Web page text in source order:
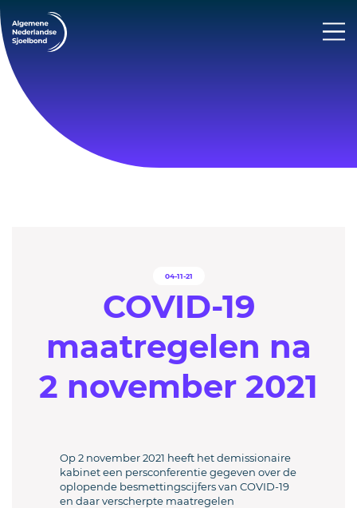
04-11-21
COVID-19
maatregelen na
2 november 2021
Op 2 november 2021 heeft het demissionaire
kabinet een persconferentie gegeven over de
oplopende besmettingscijfers van COVID-19
en daar verscherpte maatregelen